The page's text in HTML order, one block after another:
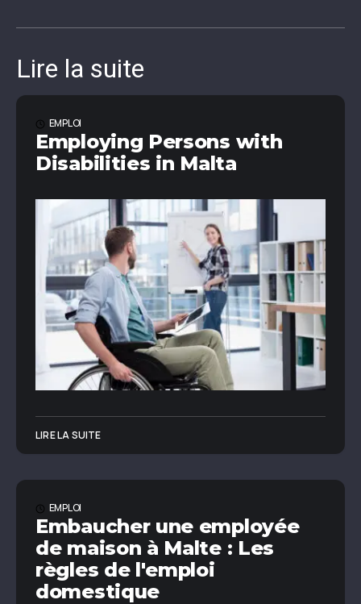
Lire la suite
EMPLOI
Employing Persons with
Disabilities in Malta
LIRE LA SUITE
EMPLOI
Embaucher une employée
de maison à Malte : Les
règles de l'emploi
domestique